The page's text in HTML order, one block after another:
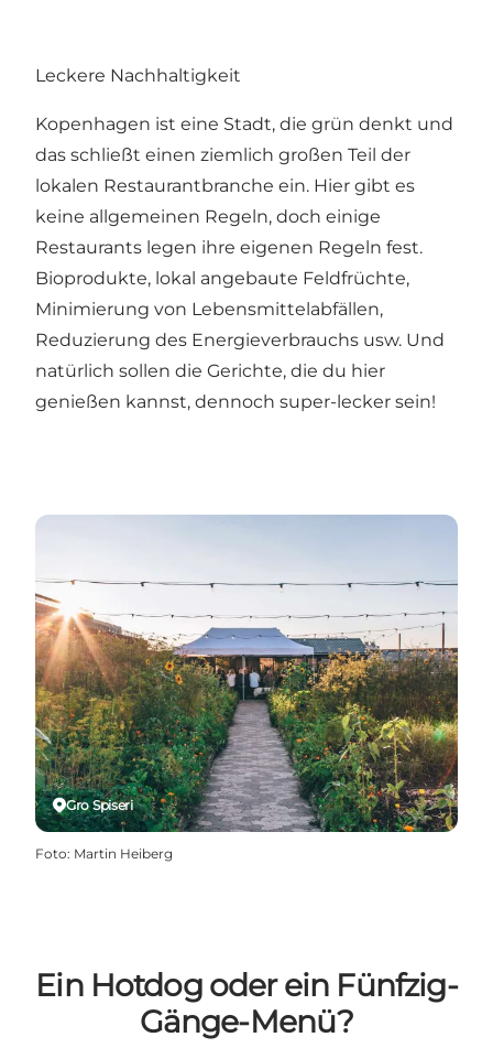
Leckere Nachhaltigkeit
Kopenhagen ist eine Stadt, die grün denkt und
das schließt einen ziemlich großen Teil der
lokalen Restaurantbranche ein. Hier gibt es
keine allgemeinen Regeln, doch einige
Restaurants legen ihre eigenen Regeln fest.
Bioprodukte, lokal angebaute Feldfrüchte,
Minimierung von Lebensmittelabfällen,
Reduzierung des Energieverbrauchs usw. Und
natürlich sollen die Gerichte, die du hier
genießen kannst, dennoch super-lecker sein!
Gro Spiseri
Foto: Martin Heiberg
Ein Hotdog oder ein Fünfzig-
Gänge-Menü?